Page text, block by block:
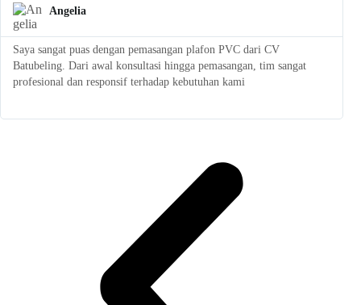
Angelia
Saya sangat puas dengan pemasangan plafon PVC dari CV
Batubeling. Dari awal konsultasi hingga pemasangan, tim sangat
profesional dan responsif terhadap kebutuhan kami